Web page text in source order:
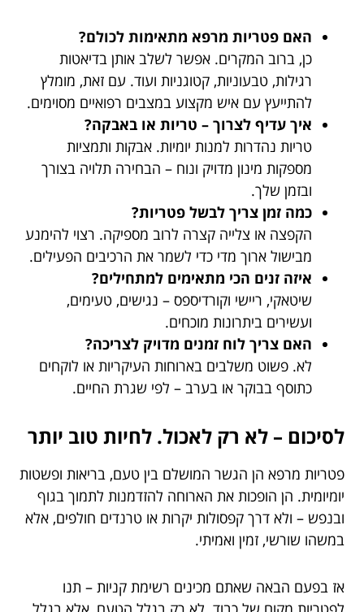
האם פטריות מרפא מתאימות לכולם?
כן, ברוב המקרים. אפשר לשלב אותן בדיאטות
רגילות, טבעוניות, קטוגניות ועוד. עם זאת, מומלץ
להתייעץ עם איש מקצוע במצבים רפואיים מסוימים.
איך עדיף לצרוך – טריות או באבקה?
טריות נהדרות למנות יומיות. אבקות ותמציות
מספקות מינון מדויק ונוח – הבחירה תלויה בצורך
ובזמן שלך.
כמה זמן צריך לבשל פטריות?
הקפצה או צלייה קצרה לרוב מספיקה. רצוי להימנע
מבישול ארוך מדי כדי לשמר את הרכיבים הפעילים.
איזה זנים הכי מתאימים למתחילים?
שיטאקי, ריישי וקורדיספס – נגישים, טעימים,
ועשירים ביתרונות מוכחים.
האם צריך לוח זמנים מדויק לצריכה?
לא. פשוט משלבים בארוחות העיקריות או לוקחים
כתוסף בבוקר או בערב – לפי שגרת החיים.
לסיכום – לא רק לאכול. לחיות טוב יותר
פטריות מרפא הן הגשר המושלם בין טעם, בריאות ופשטות
יומיומית. הן הופכות את הארוחה להזדמנות לתמוך בגוף
ובנפש – ולא דרך קפסולות יקרות או טרנדים חולפים, אלא
במשהו שורשי, זמין ואמיתי.
אז בפעם הבאה שאתם מכינים רשימת קניות – תנו